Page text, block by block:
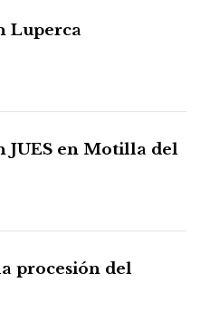
Luperca
JUES en Motilla del
procesión del